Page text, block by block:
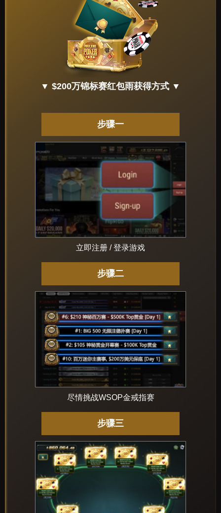
▼ $200万锦标赛红包雨获得方式 ▼
步骤一
立即注册 / 登录游戏
步骤二
尽情挑战WSOP金戒指赛
步骤三